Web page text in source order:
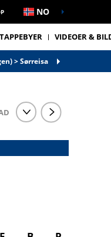
NO
VIDEOER &
> Sørreisa